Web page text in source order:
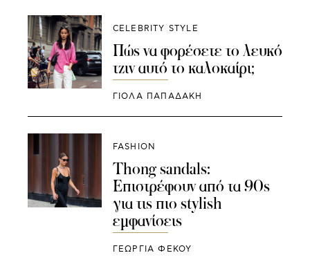
CELEBRITY STYLE
Πώς να φορέσετε το λευκό
τζιν αυτό το καλοκαίρι;
ΓΙΌΛΑ ΠΑΠΑΔΆΚΗ
FASHION
Thong sandals:
Επιστρέφουν από τα 90s
για τις πιο stylish
εμφανίσεις
ΓΕΩΡΓΙΑ ΦΕΚΟΥ